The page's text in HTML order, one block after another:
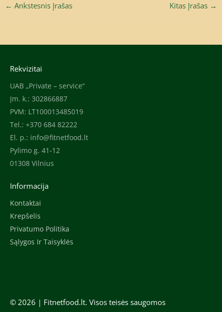
← Ankstesnis Įrašas Kitas Įrašas →
Rekvizitai
UAB „Private – service“
Įm. k.: 302866887
PVM: LT100013485019
Tel.: +370 684 82222
El. p.: info@fitnetfood.lt
Pylimo g. 41-12
01308 Vilnius
Informacija
Kontaktai
Krepšelis
Privatumo Politika
Sąlygos Ir Taisyklės
© 2026 | Fitnetfood.lt. Visos teisės saugomos